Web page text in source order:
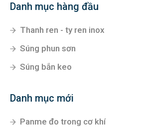
Danh mục hàng đầu
Thanh ren - ty ren inox
Súng phun sơn
Súng bắn keo
Danh mục mới
Panme đo trong cơ khí